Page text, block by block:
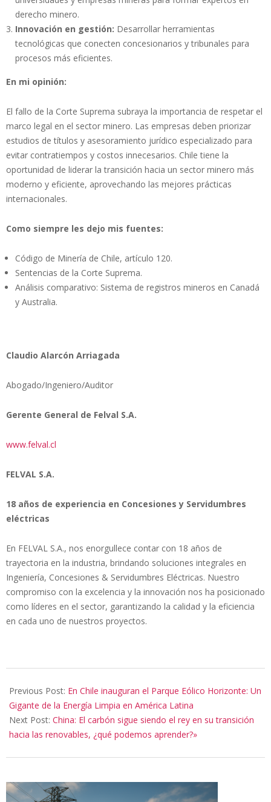
derecho minero.
Innovación en gestión: Desarrollar herramientas
tecnológicas que conecten concesionarios y tribunales para
procesos más eficientes.
En mi opinión:
El fallo de la Corte Suprema subraya la importancia de respetar el
marco legal en el sector minero. Las empresas deben priorizar
estudios de títulos y asesoramiento jurídico especializado para
evitar contratiempos y costos innecesarios. Chile tiene la
oportunidad de liderar la transición hacia un sector minero más
moderno y eficiente, aprovechando las mejores prácticas
internacionales.
Como siempre les dejo mis fuentes:
Código de Minería de Chile, artículo 120.
Sentencias de la Corte Suprema.
Análisis comparativo: Sistema de registros mineros en Canadá
y Australia.
Claudio Alarcón Arriagada
Abogado/Ingeniero/Auditor
Gerente General de Felval S.A.
www.felval.cl
FELVAL S.A.
18 años de experiencia en Concesiones y Servidumbres
eléctricas
En FELVAL S.A., nos enorgullece contar con 18 años de
trayectoria en la industria, brindando soluciones integrales en
Ingeniería, Concesiones & Servidumbres Eléctricas. Nuestro
compromiso con la excelencia y la innovación nos ha posicionado
como líderes en el sector, garantizando la calidad y la eficiencia
en cada uno de nuestros proyectos.
01-
23
Previous Post: En Chile inauguran el Parque Eólico Horizonte: Un
Gigante de la Energía Limpia en América Latina
Next Post: China: El carbón sigue siendo el rey en su transición
hacia las renovables, ¿qué podemos aprender?»